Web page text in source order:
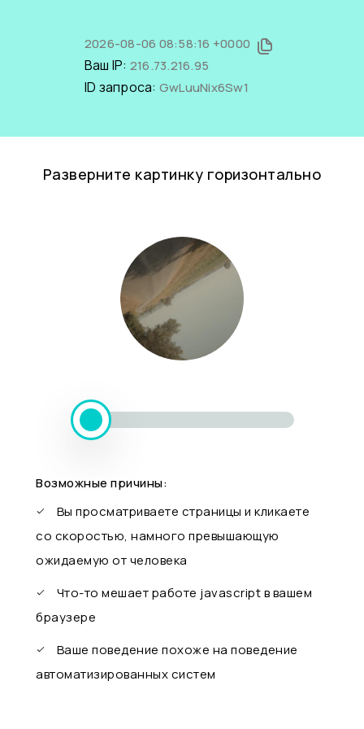
2026-08-06 08:58:16 +0000
Ваш IP: 216.73.216.95
ID запроса: GwLuuNix6Sw1
Разверните картинку горизонтально
Возможные причины:
Вы просматриваете страницы и кликаете
со скоростью, намного превышающую
ожидаемую от человека
Что-то мешает работе javascript в вашем
браузере
Ваше поведение похоже на поведение
автоматизированных систем